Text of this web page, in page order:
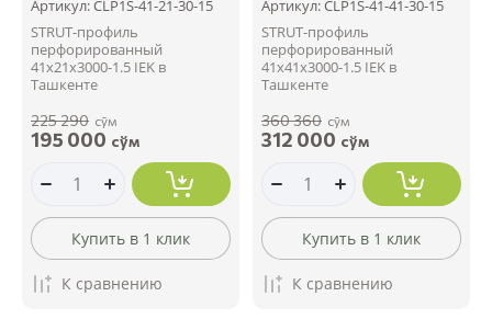
Артикул:CLP1S-41-21-30-15
STRUT-профиль
перфорированный
41х21х3000-1.5 IEK в
Ташкенте
225 290 сўм
195 000 сўм
Купить в 1 клик
К сравнению
Артикул:CLP1S-41-41-30-15
STRUT-профиль
перфорированный
41x41х3000-1.5 IEK в
Ташкенте
360 360 сўм
312 000 сўм
Купить в 1 клик
К сравнению